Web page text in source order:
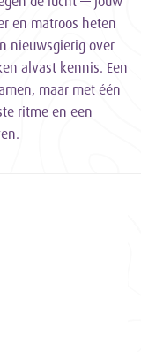
en matroos heten
nieuwsgierig over
alvast kennis. Een
maar met één
ritme en een